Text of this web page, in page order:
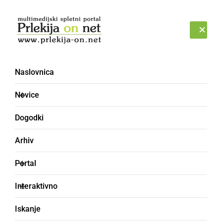
Naslovnica
Novice
Dogodki
Arhiv
Portal
Interaktivno
Iskanje
8. marec
KULTURA IN IZOBRAŽEVANJE